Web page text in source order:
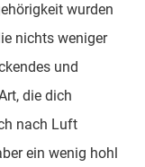
wurden
nichts weniger
und
die dich
nach Luft
ein wenig hohl